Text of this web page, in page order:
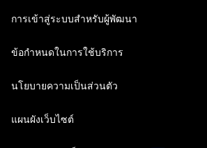
การเข้าสู่ระบบสำหรับผู้พัฒนา
ข้อกำหนดในการใช้บริการ
นโยบายความเป็นส่วนตัว
แผนผังเว็บไซต์